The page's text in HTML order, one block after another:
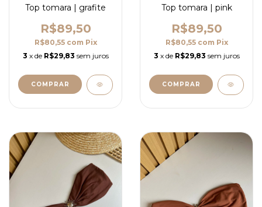
Top tomara | grafite
R$89,50
R$80,55 com Pix
3 x de R$29,83 sem juros
COMPRAR
Top tomara | pink
R$89,50
R$80,55 com Pix
3 x de R$29,83 sem juros
COMPRAR